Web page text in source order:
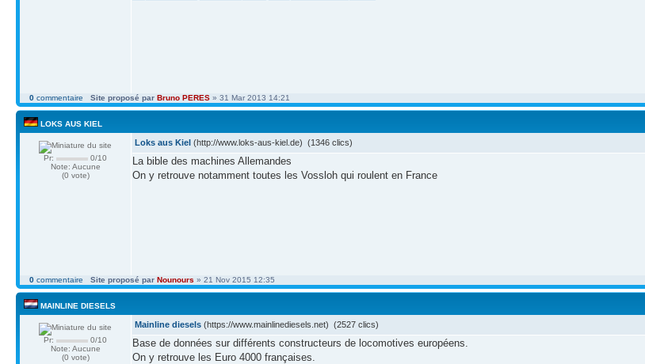
0 commentaire Site proposé par Bruno PERES » 31 Mar 2013 14:21
LOKS AUS KIEL
Pr:
0/10
Note: Aucune
(0 vote)
Loks aus Kiel (http://www.loks-aus-kiel.de) (1346 clics)
La bible des machines Allemandes
On y retrouve notamment toutes les Vossloh qui roulent en France
0 commentaire Site proposé par Nounours » 21 Nov 2015 12:35
MAINLINE DIESELS
Pr:
0/10
Note: Aucune
(0 vote)
Mainline diesels (https://www.mainlinediesels.net) (2527 clics)
Base de données sur différents constructeurs de locomotives européens.
On y retrouve les Euro 4000 françaises.